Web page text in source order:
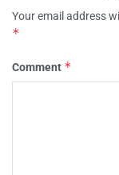
Your email address
*
Comment *